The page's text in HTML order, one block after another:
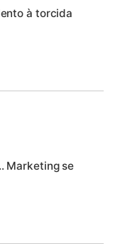
à torcida
Marketing se